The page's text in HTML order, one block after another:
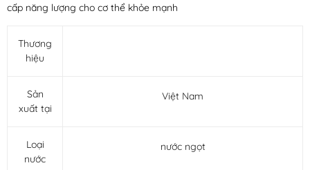
cấp năng lượng cho cơ thể khỏe mạnh
Thương
hiệu
Sản
xuất tại
Việt Nam
Loại
nước
nước ngọt